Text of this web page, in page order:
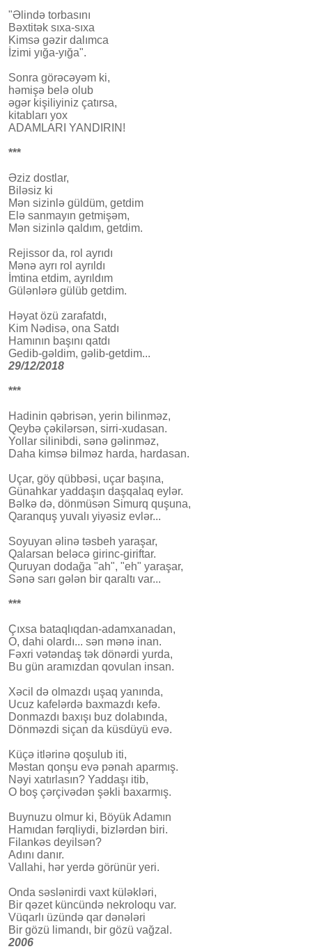
"Əlində torbasını
Bəxtitək sıxa-sıxa
Kimsə gəzir dalımca
İzimi yığa-yığa".
Sonra görəcəyəm ki,
həmişə belə olub
əgər kişiliyiniz çatırsa,
kitabları yox
ADAMLARI YANDIRIN!
***
Əziz dostlar,
Biləsiz ki
Mən sizinlə güldüm, getdim
Elə sanmayın getmişəm,
Mən sizinlə qaldım, getdim.
Rejissor da, rol ayrıdı
Mənə ayrı rol ayrıldı
İmtina etdim, ayrıldım
Gülənlərə gülüb getdim.
Həyat özü zarafatdı,
Kim Nədisə, ona Satdı
Hamının başını qatdı
Gedib-gəldim, gəlib-getdim...
29/12/2018
***
Hadinin qəbrisən, yerin bilinməz,
Qeybə çəkilərsən, sirri-xudasan.
Yollar silinibdi, sənə gəlinməz,
Daha kimsə bilməz harda, hardasan.
Uçar, göy qübbəsi, uçar başına,
Günahkar yaddaşın daşqalaq eylər.
Bəlkə də, dönmüsən Simurq quşuna,
Qaranquş yuvalı yiyəsiz evlər...
Soyuyan əlinə təsbeh yaraşar,
Qalarsan beləcə girinc-giriftar.
Quruyan dodağa "ah", "eh" yaraşar,
Sənə sarı gələn bir qaraltı var...
***
Çıxsa bataqlıqdan-adamxanadan,
O, dahi olardı... sən mənə inan.
Fəxri vətəndaş tək dönərdi yurda,
Bu gün aramızdan qovulan insan.
Xəcil də olmazdı uşaq yanında,
Ucuz kafelərdə baxmazdı kefə.
Donmazdı baxışı buz dolabında,
Dönməzdi siçan da küsdüyü evə.
​Küçə itlərinə qoşulub iti,
Məstan qonşu evə pənah aparmış.
Nəyi xatırlasın? Yaddaşı itib,
O boş çərçivədən şəkli baxarmış.
​Buynuzu olmur ki, Böyük Adamın
Hamıdan fərqliydi, bizlərdən biri.
Filankəs deyilsən?
Adını danır.
Vallahi, hər yerdə görünür yeri.
​Onda səslənirdi vaxt küləkləri,
Bir qəzet küncündə nekroloqu var.
Vüqarlı üzündə qar dənələri
Bir gözü limandı, bir gözü vağzal.
​2006